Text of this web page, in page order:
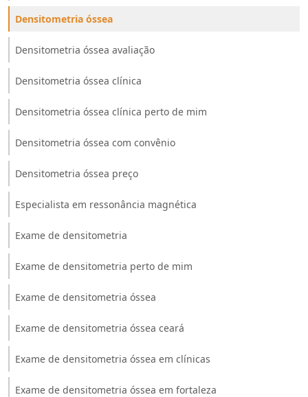
Densitometria óssea
Densitometria óssea avaliação
Densitometria óssea clínica
Densitometria óssea clínica perto de mim
Densitometria óssea com convênio
Densitometria óssea preço
Especialista em ressonância magnética
Exame de densitometria
Exame de densitometria perto de mim
Exame de densitometria óssea
Exame de densitometria óssea ceará
Exame de densitometria óssea em clínicas
Exame de densitometria óssea em fortaleza